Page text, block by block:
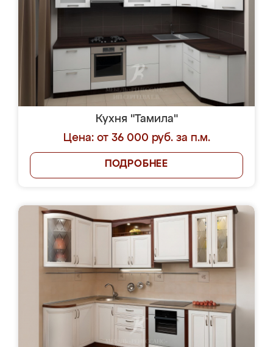
Кухня "Тамила"
Цена: от 36 000 руб. за п.м.
ПОДРОБНЕЕ